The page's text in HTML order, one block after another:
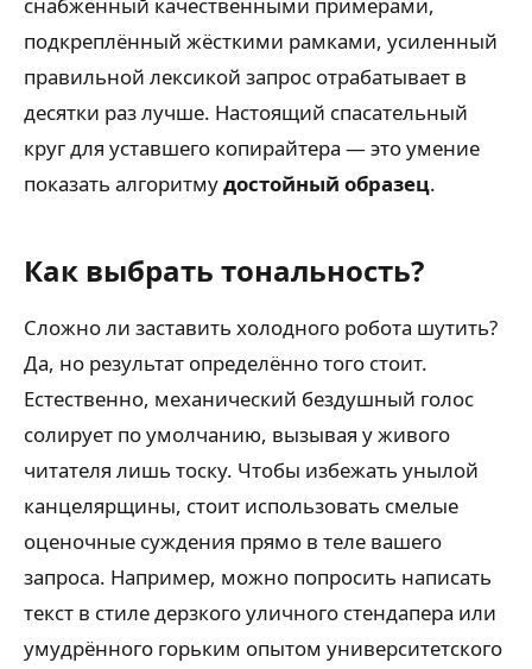
подкреплённый жёсткими рамками, усиленный
правильной лексикой запрос отрабатывает в
десятки раз лучше. Настоящий спасательный
круг для уставшего копирайтера — это умение
показать алгоритмудостойный образец.
Как выбрать тональность?
Сложно ли заставить холодного робота шутить?
Да, но результат определённо того стоит.
Естественно, механический бездушный голос
солирует по умолчанию, вызывая у живого
читателя лишь тоску. Чтобы избежать унылой
канцелярщины, стоит использовать смелые
оценочные суждения прямо в теле вашего
запроса. Например, можно попросить написать
текст в стиле дерзкого уличного стендапера или
умудрённого горьким опытом университетского